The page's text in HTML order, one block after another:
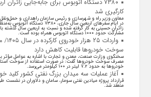
۷۳۸۰ دستگاه اتوبوس برای جابه‌جایی زائران
کارگیری شد
معاون وزیر راه و شهرسازی و رئیس سازمان راهداری و
در ایام سفرهای اربعین سال جاری، ۷۳۸۰
زائران حسینی به‌ کار گرفته شده و نسبت به اربعین سال گذشته
مشارکت حدود ۱۰۰۰ دستگاه اتوبوس همراه بوده است.
واردات ۲۵
سوخت خودرو‌ها قابلیت کاهش دارد
سخنگوی وزارت صنعت، معدن و تجارت با اشاره به عوامل مؤثر
مصرف سوخت خودرو‌ها گفت: در صورت استفاده از سوخت
خودرو‌ها به حدود ۷.۲ لیتر در ۱۰۰ کیلومتر می‌رسد.
آغاز عملیات سه میدان بزرگ نفتی کشور کلید
قرارداد پروژه میادین نفتی سومار، سامان و دلاوران در نشست
منعقد شد.